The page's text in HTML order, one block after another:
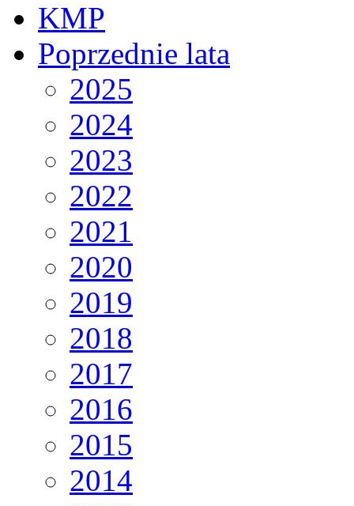
KMP
Poprzednie lata
2025
2024
2023
2022
2021
2020
2019
2018
2017
2016
2015
2014